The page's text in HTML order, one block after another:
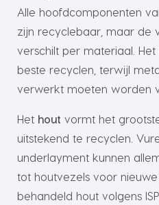
Alle hoofdcomponenten
zijn recyclebaar, maar de
verschilt per materiaal.
beste recyclen, terwijl
verwerkt moeten worden
Het hout vormt het
uitstekend te recyclen.
underlayment kunnen
tot houtvezels voor
behandeld hout volgens